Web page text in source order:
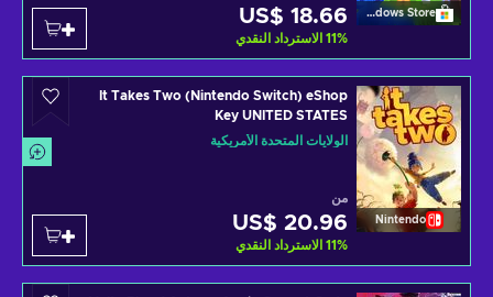
Windows Store
US$ 18.66
11% الاسترداد النقدي
Nintendo
It Takes Two (Nintendo Switch) eShop
Key UNITED STATES
الولايات المتحدة الأمريكية
من
US$ 20.96
11% الاسترداد النقدي